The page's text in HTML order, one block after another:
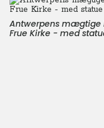
Antwerpens mægtige
Frue Kirke - med